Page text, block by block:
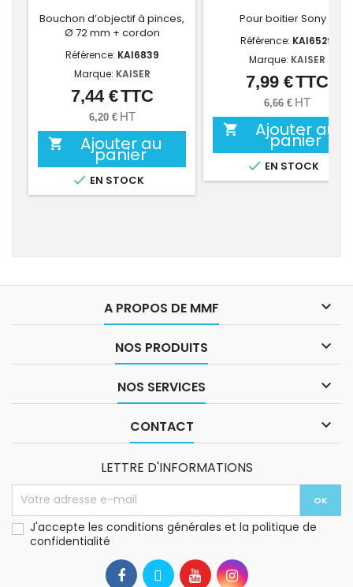
Bouchon d’objectif à pinces,
Ø 72 mm + cordon
Référence: KAI6839
Marque: KAISER
Prix
7,44 €TTC
6,20 € HT
 Ajouter au
panier
 EN STOCK
Pour boitier Sony E
Référence: KAI6529
Marque: KAISER
Prix
7,99 €TTC
6,66 € HT
 Ajouter au
panier
 EN STOCK
A PROPOS DE MMF 
NOS PRODUITS 
NOS SERVICES 
CONTACT 
LETTRE D'INFORMATIONS
J'accepte les conditions générales et la politique de
confidentialité